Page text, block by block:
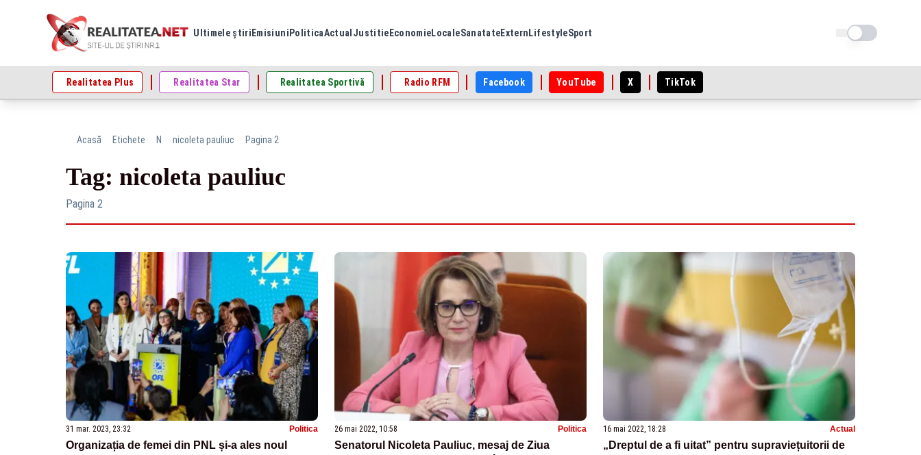
Ultimele știri Emisiuni PoliticaActual Justitie EconomieLocaleSanatateExtern LifestyleSport Schimba tema
Realitatea Plus Realitatea Star Realitatea Sportivă Radio RFM Facebook YouTube X TikTok
Acasă Etichete N nicoleta pauliuc Pagina 2
Tag: nicoleta pauliuc
Pagina 2
31 mar. 2023, 23:32 Politica
Organizația de femei din PNL și-a ales noul
26 mai 2022, 10:58 Politica
Senatorul Nicoleta Pauliuc, mesaj de Ziua
16 mai 2022, 18:28 Actual
„Dreptul de a fi uitat” pentru supraviețuitorii de